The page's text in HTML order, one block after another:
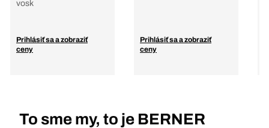
vosk
Prihlásiť sa a zobraziť
ceny
Prihlásiť sa a zobraziť
ceny
To sme my, to je BERNER